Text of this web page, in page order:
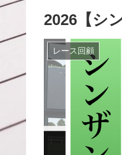
2026【シ
レース回顧